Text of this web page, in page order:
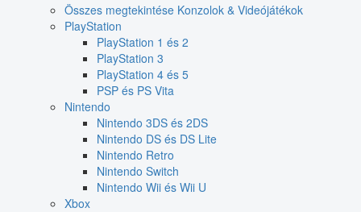
Összes megtekintése Konzolok & Videójátékok
PlayStation
PlayStation 1 és 2
PlayStation 3
PlayStation 4 és 5
PSP és PS Vita
Nintendo
Nintendo 3DS és 2DS
Nintendo DS és DS Lite
Nintendo Retro
Nintendo Switch
Nintendo Wii és Wii U
Xbox